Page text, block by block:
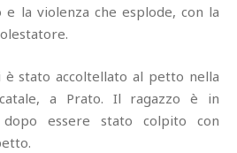
la violenza che esplode, con la
è stato accoltellato al petto nella
a Prato. Il ragazzo è in
dopo essere stato colpito con